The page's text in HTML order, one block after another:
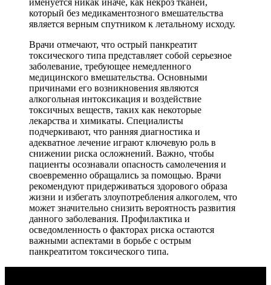
который без медикаментозного вмешательства
является верным спутником к летальному исходу.
Врачи отмечают, что острый панкреатит
токсического типа представляет собой серьезное
заболевание, требующее немедленного
медицинского вмешательства. Основными
причинами его возникновения являются
алкогольная интоксикация и воздействие
токсичных веществ, таких как некоторые
лекарства и химикаты. Специалисты
подчеркивают, что ранняя диагностика и
адекватное лечение играют ключевую роль в
снижении риска осложнений. Важно, чтобы
пациенты осознавали опасность самолечения и
своевременно обращались за помощью. Врачи
рекомендуют придерживаться здорового образа
жизни и избегать злоупотребления алкоголем, что
может значительно снизить вероятность развития
данного заболевания. Профилактика и
осведомленность о факторах риска остаются
важными аспектами в борьбе с острым
панкреатитом токсического типа.